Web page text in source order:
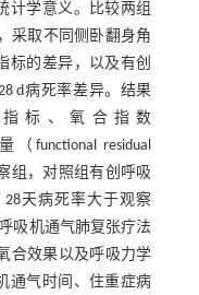
计学意义。比较两组
采取不同侧卧翻身角
标的差异，以及有创
d病死率差异。结果
标、氧合指数
functional residual
组，对照组有创呼吸
天病死率大于观察
吸机通气肺复张疗法
合效果以及呼吸力学
通气时间、住重症病